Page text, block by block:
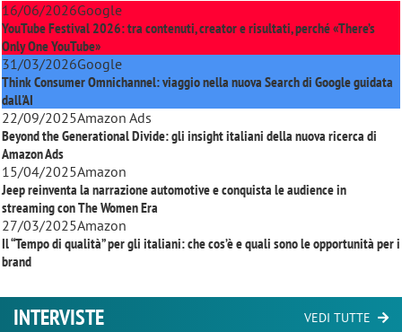
16/06/2026Google
YouTube Festival 2026: tra contenuti, creator e risultati, perché «There’s
Only One YouTube»
31/03/2026Google
Think Consumer Omnichannel: viaggio nella nuova Search di Google guidata
dall'AI
22/09/2025Amazon Ads
Beyond the Generational Divide: gli insight italiani della nuova ricerca di
Amazon Ads
15/04/2025Amazon
Jeep reinventa la narrazione automotive e conquista le audience in
streaming conThe Women Era
27/03/2025Amazon
Il “Tempo di qualità” per gli italiani: che cos’è e quali sono le opportunità per i
brand
INTERVISTE VEDI TUTTE